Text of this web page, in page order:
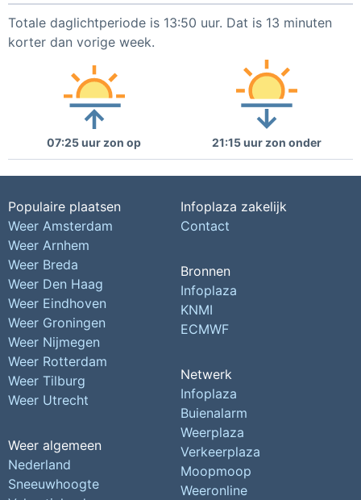
Totale daglichtperiode is 13:50 uur. Dat is 13 minuten
korter dan vorige week.
07:25 uur zon op 21:15 uur zon onder
Populaire plaatsen
Weer Amsterdam
Weer Arnhem
Weer Breda
Weer Den Haag
Weer Eindhoven
Weer Groningen
Weer Nijmegen
Weer Rotterdam
Weer Tilburg
Weer Utrecht
Weer algemeen
Nederland
Sneeuwhoogte
Infoplaza zakelijk
Contact
Bronnen
Infoplaza
KNMI
ECMWF
Netwerk
Infoplaza
Buienalarm
Weerplaza
Verkeerplaza
Moopmoop
Weeronline